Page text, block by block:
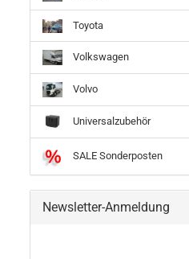
Toyota
Volkswagen
Volvo
Universalzubehör
SALE Sonderposten
Newsletter-Anmeldung